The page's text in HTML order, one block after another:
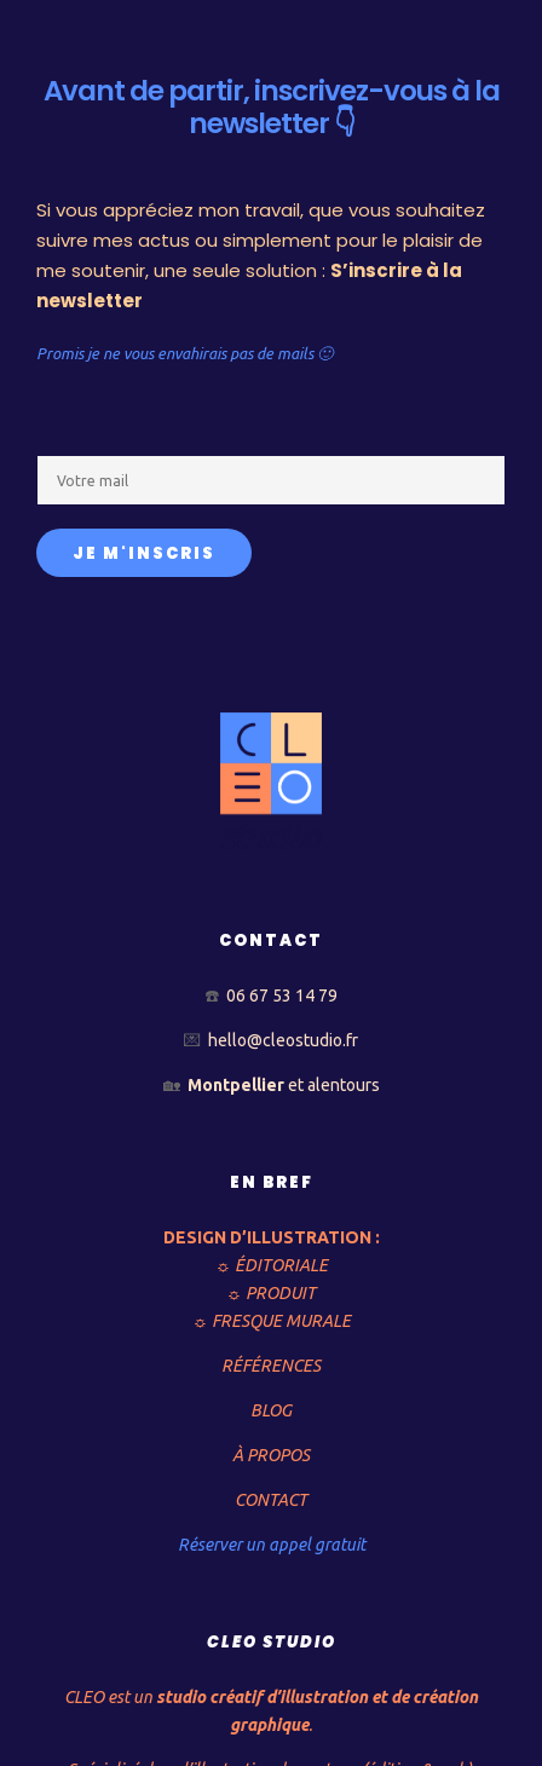
Avant de partir, inscrivez-vous à la
newsletter 👇
Si vous appréciez mon travail, que vous souhaitez
suivre mes actus ou simplement pour le plaisir de
me soutenir, une seule solution : S’inscrire à la
newsletter
Promis je ne vous envahirais pas de mails 🙂
m
a
i
JE M'INSCRIS
CONTACT
☎️ 06 67 53 14 79
💌 hello@cleostudio.fr
🏡 Montpellieret alentours
EN BREF
DESIGN D’ILLUSTRATION :
☼ ÉDITORIALE
☼ PRODUIT
☼ FRESQUE MURALE
RÉFÉRENCES
BLOG
À PROPOS
CONTACT
Réserver un appel gratuit
CLEO STUDIO
CLEO est un studio créatif d’illustration et de création
graphique.